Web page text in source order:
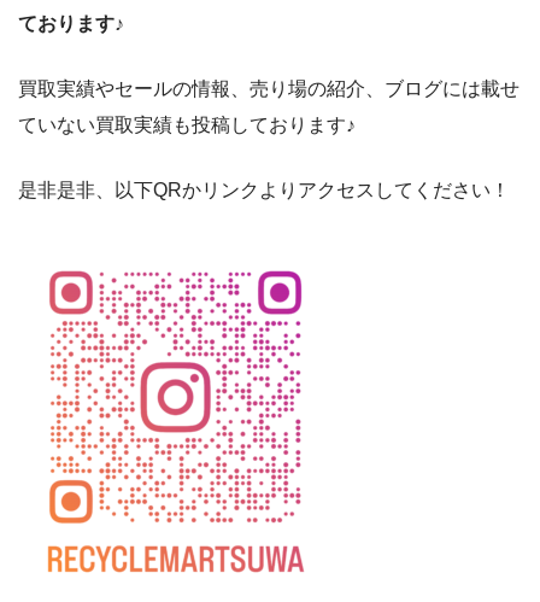
ております♪
買取実績やセールの情報、売り場の紹介、ブログには載せ
ていない買取実績も投稿しております♪
是非是非、以下QRかリンクよりアクセスしてください！